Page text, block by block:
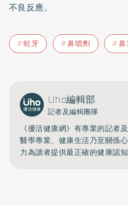
不良反應。
蛀牙 鼻噴劑
Uho編輯部
記者及編輯團隊
《優活健康網》有專業的記者
醫學專業、健康生活乃至關係
力為讀者提供最正確的健康認知